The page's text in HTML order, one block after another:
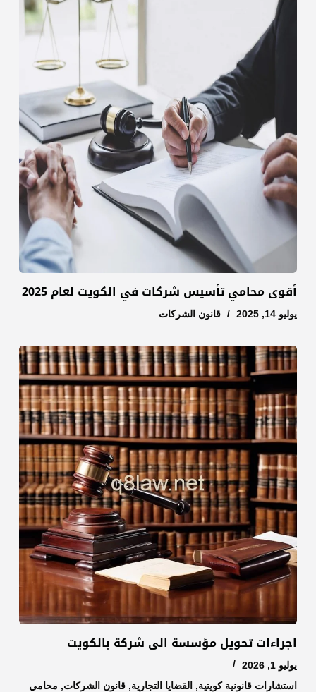
أقوى محامي تأسيس شركات في الكويت لعام 2025
يوليو 14, 2025 قانون الشركات
اجراءات تحويل مؤسسة الى شركة بالكويت
يوليو 1, 2026
استشارات قانونية كويتية, القضايا التجارية, قانون الشركات, محامي